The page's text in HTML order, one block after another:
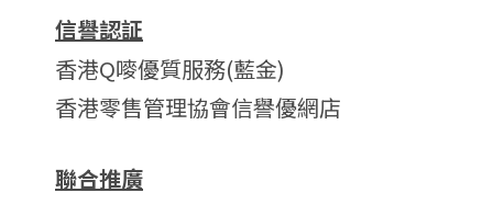
信譽認証
香港Q嘜優質服務(藍金)
香港零售管理協會信譽優網店
聯合推廣